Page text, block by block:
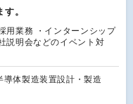
。
用業務 ・インターンシップ
説明会などのイベント対
体製造装置設計・製造